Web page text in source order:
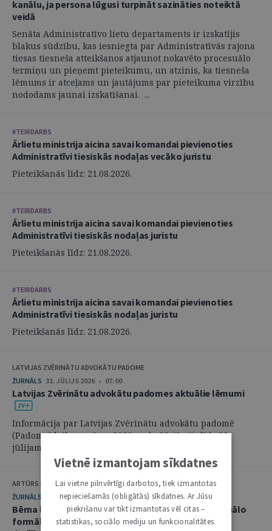
kanālu, ja persona lūgusi turpināt sazināties noteiktā
veidā
Senāta Administratīvo lietu departaments ir izskatījis
blakus sūdzību, kas iesniegta par Administratīvās rajona
tiesas tiesneša atteikšanos atjaunot nokavēto procesuālo
termiņu un pieņemt pieteikumu, un atzinis, ka tiesneša
lēmums ir atceļams un jautājums par pieteikuma virzību
nododams jaunai izskatīšanai. ...
#TEIRDARBS
Ārlietu ministrija aicina savai komandai pievienoties
Administratīvi tiesiskās nodaļas vecāko juristu
Pieteikšanās līdz: 21.08.2026.
#TEIRDARBS
Ārlietu ministrija aicina savai komandai pievienoties
Administratīvi tiesiskās nodaļas juristu
Pieteikšanās līdz: 21.08.2026.
#TEIRDARBS
Ārlietu ministrija aicina savai komandai pievienoties
Administratīvi tiesiskās nodaļas juristu
Pieteikšanās līdz: 21.08.2026.
LATVIJAS ZVĒRINĀTU ADVOKĀTU PADOME
ŽURNĀLS 31. JŪLIJS 2026 • 07:00
Latvijas Zvērinātu advokātu padomes aktuālie lēmumi
Informācija par Latvijas Zvērinātu advokātu padomē
(Padome) laikposmā no 2026. gada 25. jūnija līdz 28.
jūlijam pieņemtajiem lēmumiem. ...
ARTŪRS KURBATOVS, INGA KUDEIKINA, MARTA URBĀNE
ŽURNĀLS
29. JŪLIJS 2026 • 08:00
Bērna labākās intereses civilprocesā: starp procesuālo
formālismu un pienākumu nekavējoties reaģēt uz
Vietnē izmantojam sīkdatnes
Lai vietne pilnvērtīgi darbotos, tiek izmantotas
nepieciešamās (obligātās) sīkdatnes. Ar Jūsu
piekrišanu var tikt izmantotas vēl citas –
statistikas, sociālo mediju un funkcionalitātes.